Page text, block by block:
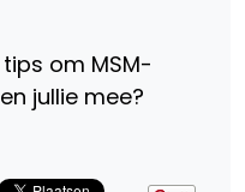
om MSM-
jullie mee?